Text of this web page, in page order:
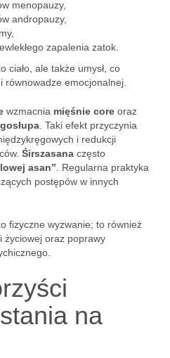
menopauzy,
andropauzy,
zapalenia zatok.
ciało, ale także umysł, co
emocjonalnej.
wzmacnia mięśnie core oraz
. Taki efekt przyczynia
i redukcji
Śirszasana często
asan” . Regularna praktyka
postępów w innych
fizyczne wyzwanie; to również
życiowej oraz poprawy
na